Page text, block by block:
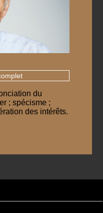
du
; spécisme ;
des intérêts.